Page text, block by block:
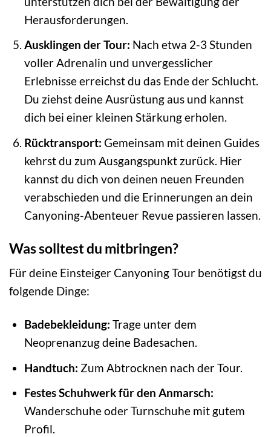
Herausforderungen.
Ausklingen der Tour: Nach etwa 2-3 Stunden
voller Adrenalin und unvergesslicher
Erlebnisse erreichst du das Ende der Schlucht.
Du ziehst deine Ausrüstung aus und kannst
dich bei einer kleinen Stärkung erholen.
Rücktransport: Gemeinsam mit deinen Guides
kehrst du zum Ausgangspunkt zurück. Hier
kannst du dich von deinen neuen Freunden
verabschieden und die Erinnerungen an dein
Canyoning-Abenteuer Revue passieren lassen.
Was solltest du mitbringen?
Für deine Einsteiger Canyoning Tour benötigst du
folgende Dinge:
Badebekleidung: Trage unter dem
Neoprenanzug deine Badesachen.
Handtuch: Zum Abtrocknen nach der Tour.
Festes Schuhwerk für den Anmarsch:
Wanderschuhe oder Turnschuhe mit gutem
Profil.